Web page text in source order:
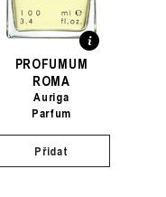
PROFUMUM
ROMA
Auriga
Parfum
Přidat